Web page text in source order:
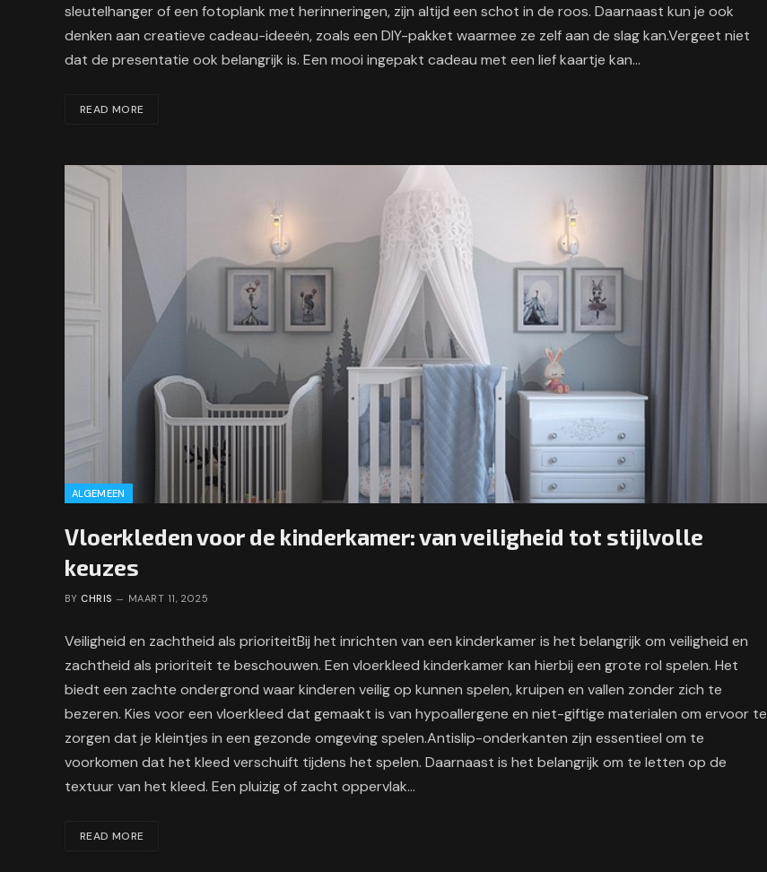
sleutelhanger of een fotoplank met herinneringen, zijn altijd een schot in de roos. Daarnaast kun je ook
denken aan creatieve cadeau-ideeën, zoals een DIY-pakket waarmee ze zelf aan de slag kan.Vergeet niet
dat de presentatie ook belangrijk is. Een mooi ingepakt cadeau met een lief kaartje kan…
READ MORE
ALGEMEEN
Vloerkleden voor de kinderkamer: van veiligheid tot stijlvolle
keuzes
BY CHRIS MAART 11, 2025
Veiligheid en zachtheid als prioriteitBij het inrichten van een kinderkamer is het belangrijk om veiligheid en
zachtheid als prioriteit te beschouwen. Een vloerkleed kinderkamer kan hierbij een grote rol spelen. Het
biedt een zachte ondergrond waar kinderen veilig op kunnen spelen, kruipen en vallen zonder zich te
bezeren. Kies voor een vloerkleed dat gemaakt is van hypoallergene en niet-giftige materialen om ervoor te
zorgen dat je kleintjes in een gezonde omgeving spelen.Antislip-onderkanten zijn essentieel om te
voorkomen dat het kleed verschuift tijdens het spelen. Daarnaast is het belangrijk om te letten op de
textuur van het kleed. Een pluizig of zacht oppervlak…
READ MORE